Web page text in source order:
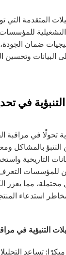
المتقدمة التي
ضمان
البيانات وتحسين
في
تحولًا في مراقبة
بالمشاكل
التاريخية
للمؤسسات
مما يعزز
استدعاء
التنبؤية في
تساعد